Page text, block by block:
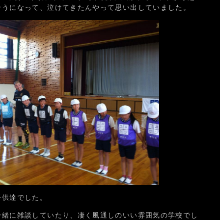
になって、泣けてきたんやって思い出していました。
達でした。
に雑談していたり、凄く風通しのいい雰囲気の学校でし